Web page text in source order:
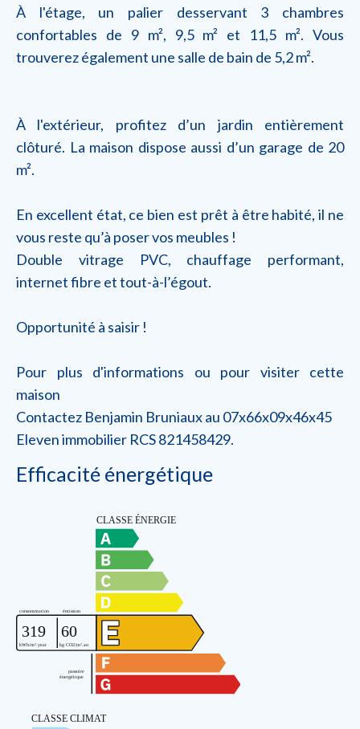
À l'étage, un palier desservant 3 chambres
confortables de 9 m², 9,5 m² et 11,5 m². Vous
trouverez également une salle de bain de 5,2 m².
À l'extérieur, profitez d’un jardin entièrement
clôturé. La maison dispose aussi d’un garage de 20
m².
En excellent état, ce bien est prêt à être habité, il ne
vous reste qu’à poser vos meubles !
Double vitrage PVC, chauffage performant,
internet fibre et tout-à-l’égout.
Opportunité à saisir !
Pour plus d'informations ou pour visiter cette
maison
Contactez Benjamin Bruniaux au 07x66x09x46x45
Eleven immobilier RCS 821458429.
Efficacité énergétique